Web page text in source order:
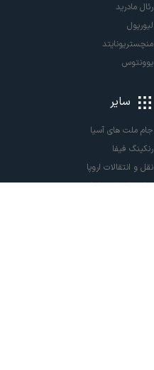
رئال مادرید
لیورپول
منچستریونایتد
یوونتوس
سایر
جام ملت های آسیا
رنکینگ فیفا
نقل و انتقالات اروپا
نقل و انتقالات ایران